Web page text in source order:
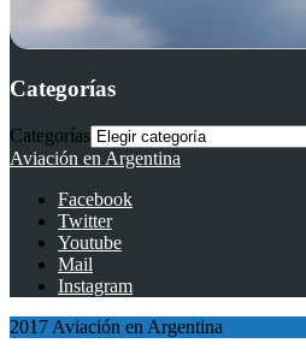
Categorías
Categorías
Aviación en Argentina
Facebook
Twitter
Youtube
Mail
Instagram
2017 Aviación en Argentina